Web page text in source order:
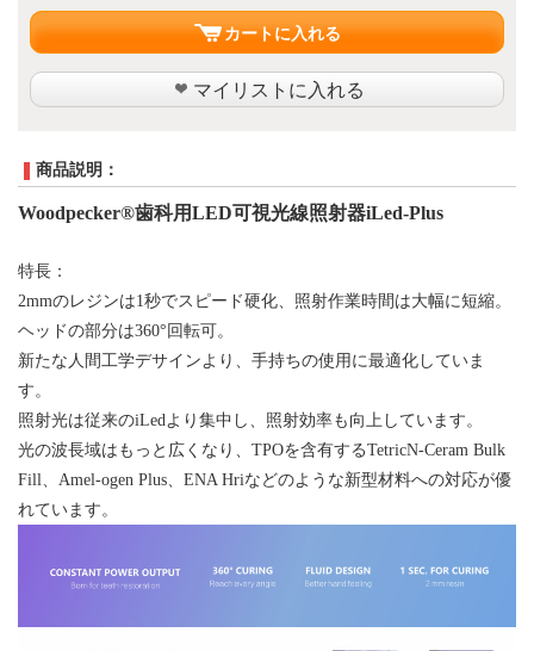
カートに入れる
マイリストに入れる
商品説明：
Woodpecker®歯科用LED可視光線照射器iLed-Plus
特長：
2mmのレジンは1秒でスピード硬化、照射作業時間は大幅に短縮。
ヘッドの部分は360°回転可。
新たな人間工学デサインより、手持ちの使用に最適化していま
す。
照射光は従来のiLed より集中し、照射効率も向上しています。
光の波長域はもっと広くなり、 TPOを含有するTetricN-Ceram Bulk
Fill、Amel-ogen Plus、ENA Hriなどのような新型材料への対応が優
れています。